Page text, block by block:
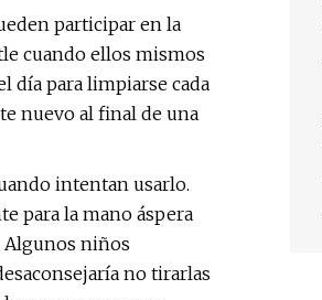
participar en la
cuando ellos mismos
día para limpiarse cada
nuevo al final de una
intentan usarlo.
para la mano áspera
Algunos niños
no tirarlas